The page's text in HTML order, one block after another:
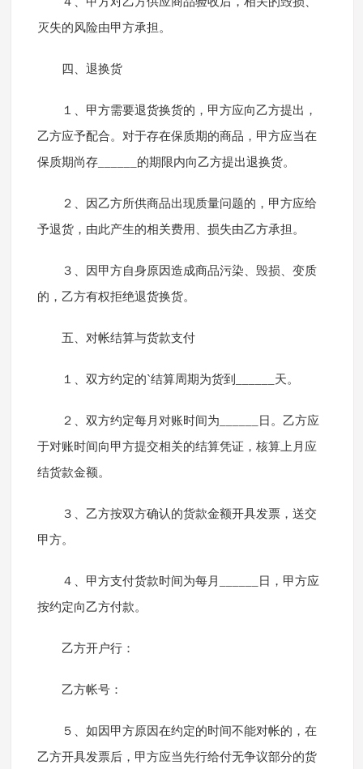
灭失的风险由甲方承担。
四、退换货
１、甲方需要退货换货的，甲方应向乙方提出，
乙方应予配合。对于存在保质期的商品，甲方应当在
保质期尚存______的期限内向乙方提出退换货。
２、因乙方所供商品出现质量问题的，甲方应给
予退货，由此产生的相关费用、损失由乙方承担。
３、因甲方自身原因造成商品污染、毁损、变质
的，乙方有权拒绝退货换货。
五、对帐结算与货款支付
１、双方约定的`结算周期为货到______天。
２、双方约定每月对账时间为______日。乙方应
于对账时间向甲方提交相关的结算凭证，核算上月应
结货款金额。
３、乙方按双方确认的货款金额开具发票，送交
甲方。
４、甲方支付货款时间为每月______日，甲方应
按约定向乙方付款。
乙方开户行：
乙方帐号：
５、如因甲方原因在约定的时间不能对帐的，在
乙方开具发票后，甲方应当先行给付无争议部分的货